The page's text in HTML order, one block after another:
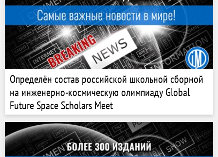
Определён состав российской школьной сборной
на инженерно-космическую олимпиаду Global
Future Space Scholars Meet